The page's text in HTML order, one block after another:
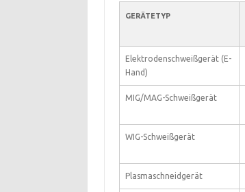
GERÄTETYP
Elektrodenschweißgerät (E-
Hand)
MIG/MAG-Schweißgerät
WIG-Schweißgerät
Plasmaschneidgerät